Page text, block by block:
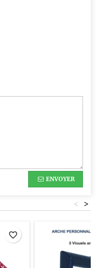
ENVOYER
>
<
favorite_border